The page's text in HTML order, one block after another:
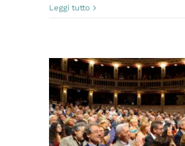
Leggi tutto